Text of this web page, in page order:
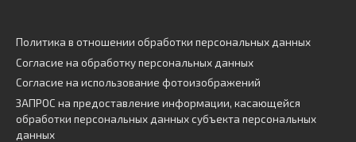
Политика в отношении обработки персональных данных
Согласие на обработку персональных данных
Согласие на использование фотоизображений
ЗАПРОС на предоставление информации, касающейся
обработки персональных данных субъекта персональных
данных